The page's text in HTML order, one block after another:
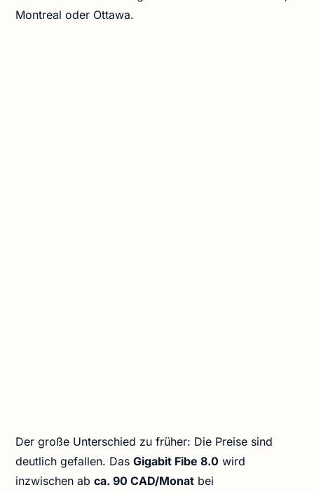
Montreal oder Ottawa.
Der große Unterschied zu früher: Die Preise sind
deutlich gefallen. DasGigabit Fibe 8.0 wird
inzwischen abca. 90 CAD/Monat bei